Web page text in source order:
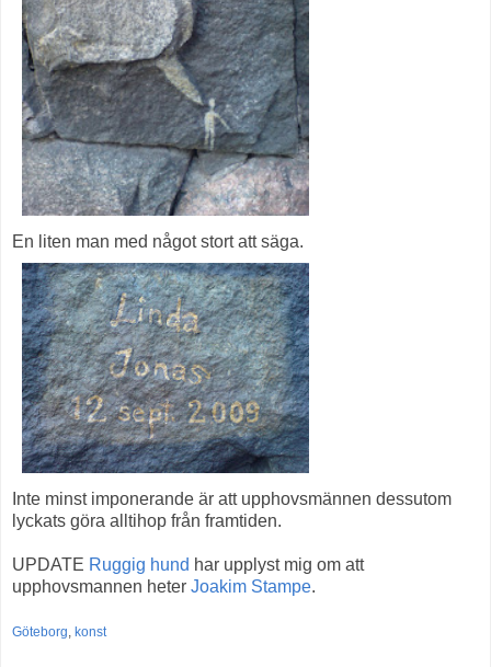
En liten man med något stort att säga.
Inte minst imponerande är att upphovsmännen dessutom
lyckats göra alltihop från framtiden.
UPDATE Ruggig hund har upplyst mig om att
upphovsmannen heter Joakim Stampe.
Göteborg, konst